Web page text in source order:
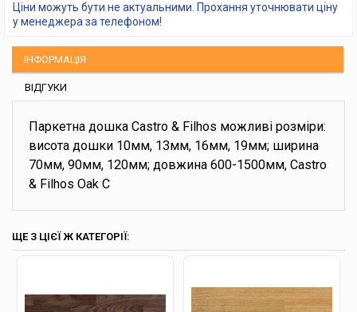
Ціни можуть бути не актуальними. Прохання уточнювати ціну
у менеджера за телефоном!
ІНФОРМАЦІЯ
ВІДГУКИ
Паркетна дошка Castro & Filhos можливі розміри:
висота дошки 10мм, 13мм, 16мм, 19мм; ширина
70мм, 90мм, 120мм; довжина 600-1500мм, Castro
& Filhos Oak C
ЩЕ З ЦІЄЇ Ж КАТЕГОРІЇ: